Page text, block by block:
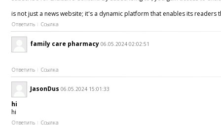
is not just a news website; it's a dynamic platform that enables its
Ответить Ссылка
family care pharmacy 06.05.2024 02:02:51
Ответить Ссылка
JasonDus 06.05.2024 15:01:33
hi
hi
Ответить Ссылка